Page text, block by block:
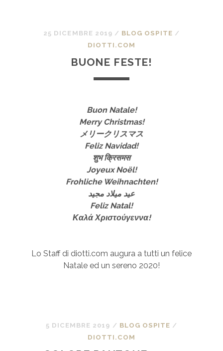
25 DICEMBRE 2019 / BLOG OSPITE /
DIOTTI.COM
BUONE FESTE!
Buon Natale!
Merry Christmas!
メリークリスマス
Feliz Navidad!
शुभ क्रिसमस
Joyeux Noël!
Frohliche Weihnachten!
عيد ميلاد مجيد
Feliz Natal!
Καλά Χριστούγεννα!
Lo Staff di diotti.com augura a tutti un felice
Natale ed un sereno 2020!
5 DICEMBRE 2019 / BLOG OSPITE /
DIOTTI.COM